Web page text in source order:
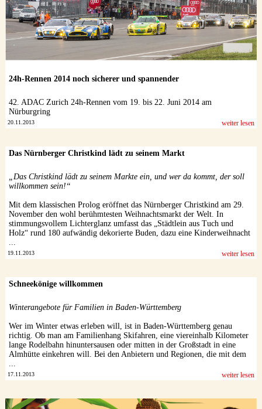
24h-Rennen 2014 noch sicherer und spannender
42. ADAC Zurich 24h-Rennen vom 19. bis 22. Juni 2014 am
Nürburgring
20.11.2013 weiter lesen
Das Nürnberger Christkind lädt zu seinem Markt
„Das Christkind lädt zu seinem Markte ein, und wer da kommt, der soll
willkommen sein!“
Mit dem klassischen Prolog eröffnet das Nürnberger Christkind am 29.
November den wohl berühmtesten Weihnachtsmarkt der Welt. In
stimmungsvollem Lichterglanz umfasst das „Städtlein aus Tuch und
Holz“ rund 180 aufwändig dekorierte Buden, dazu eine Kinderweihnacht
...
19.11.2013 weiter lesen
Schneekönige willkommen
Winterangebote für Familien in Baden-Württemberg
Wer im Winter etwas erleben will, ist in Baden-Württemberg genau
richtig. Ob man am Familienhang Skifahren, eine viereinhalb Kilometer
lange Rodelbahn hinuntersausen oder mitten in der Großstadt in eine
Almhütte einkehren will. Bei den Anbietern und Regionen, die mit dem
...
17.11.2013 weiter lesen